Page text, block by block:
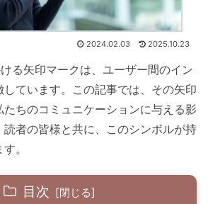
2024.02.03 2025.10.23
る矢印マークは、ユーザー間のイン
しています。この記事では、その矢印
ちのコミュニケーションに与える影
者の皆様と共に、このシンボルが持
。
目次